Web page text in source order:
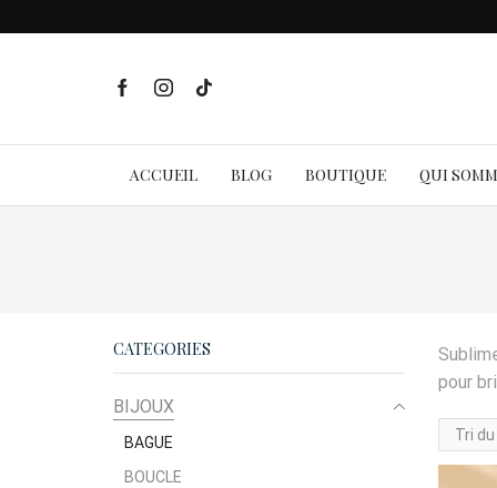
ACCUEIL BLOG BOUTIQUE QUI
pour
CATEGORIES
BIJOUX
BAGUE
BOUCLE